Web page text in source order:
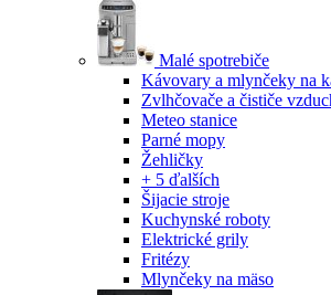
Malé spotrebiče
Kávovary a mlynčeky na
Zvlhčovače a čističe
Meteo stanice
Parné mopy
Žehličky
+ 5 ďalších
Šijacie stroje
Kuchynské roboty
Elektrické grily
Fritézy
Mlynčeky na mäso